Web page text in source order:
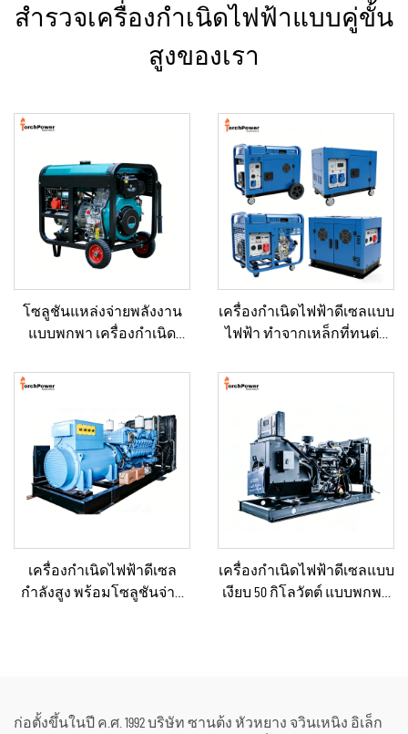
สำรวจเครื่องกำเนิดไฟฟ้าแบบคู่ขั้น
สูงของเรา
โซลูชันแหล่งจ่ายพลังงาน
แบบพกพา เครื่องกำเนิด
วัตต์ สำหรับบ้าน/ร้านค้า/
ฉุกเฉิน
เครื่องกำเนิดไฟฟ้าดีเซลแบบ
ไฟฟ้า ทำจากเหล็กที่ทนต่อ
กระแทก สำหรับใช้เป็น
เครื่องกำเนิดไฟฟ้าดีเซล
กำลังสูง พร้อมโซลูชันจ่าย
เครื่องกำเนิดไฟฟ้าดีเซลแบบ
เงียบ 50 กิโลวัตต์ แบบพกพา
ก่อตั้งขึ้นในปี ค.ศ. 1992 บริษัท ซานต้ง หัวหยาง จวินเหนิง อิเล็ก